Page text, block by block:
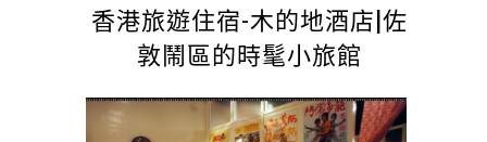
香港旅遊住宿-木的地酒店|佐
敦鬧區的時髦小旅館